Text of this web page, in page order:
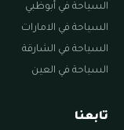
السياحة في أبوظبي
السياحة في الامارات
السياحة في الشارقة
السياحة في العين
تابعنا